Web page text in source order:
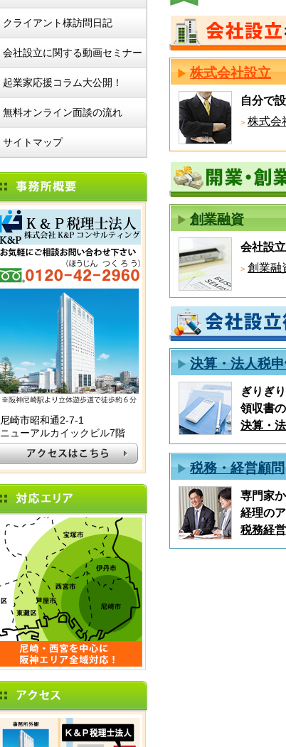
株式会社設立
自分で
株式会
創業融資
会社設
創業融
決算・法人税
ぎりぎ
領収書
決算・
税務・経営顧問
専門家
経理の
税務経
クライアント様訪問日記
会社設立に関する動画セミナー
起業家応援コラム大公開！
無料オンライン面談の流れ
サイトマップ
尼崎市昭和通2-7-1
ニューアルカイックビル7階